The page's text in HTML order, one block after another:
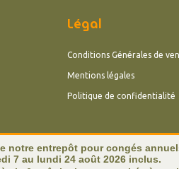
Légal
Conditions Générales de
Mentions légales
Politique de confidentialité
notre entrepôt pour congés
7 au lundi 24 août 2026 inclus.